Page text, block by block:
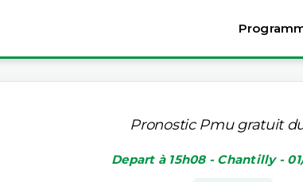
Pronostic Pmu gratuit
Depart à 15h08 - Chantilly -